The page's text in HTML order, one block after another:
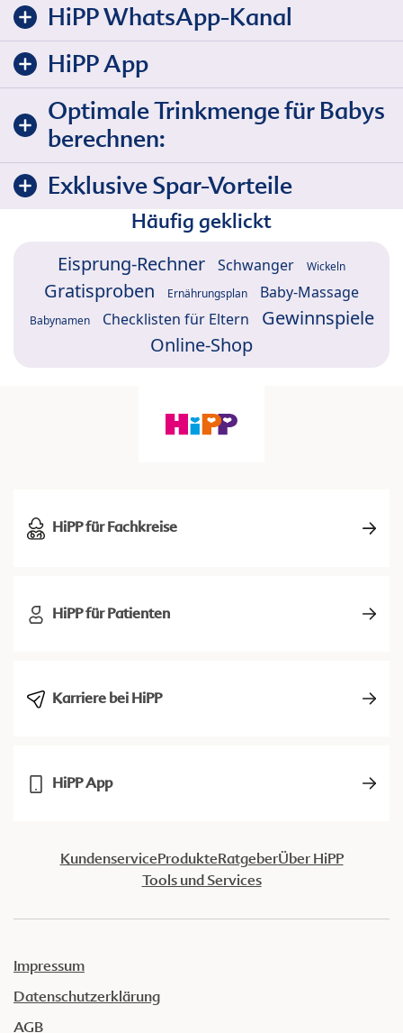
HiPP WhatsApp-Kanal
HiPP App
Optimale Trinkmenge für Babys
berechnen:
Exklusive Spar-Vorteile
Häufig geklickt
Eisprung-Rechner Schwanger Wickeln
Gratisproben Ernährungsplan Baby-Massage
Babynamen Checklisten für Eltern
Gewinnspiele
Online-Shop
HiPP für Fachkreise
HiPP für Patienten
Karriere bei HiPP
HiPP App
KundenserviceProdukteRatgeberÜber HiPP
Tools und Services
Impressum
Datenschutzerklärung
AGB